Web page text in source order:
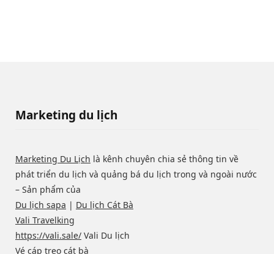
Marketing du lịch
Marketing Du Lịch là kênh chuyên chia sẻ thông tin về
phát triển du lịch và quảng bá du lịch trong và ngoài nước
– Sản phẩm của
Du lịch sapa | Du lịch Cát Bà
Vali Travelking
https://vali.sale/ Vali Du lịch
Vé cáp treo cát bà